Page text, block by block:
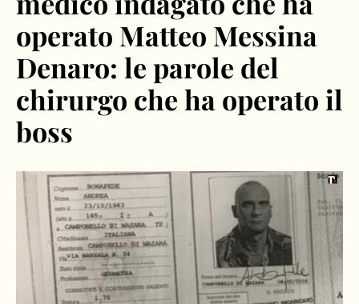
operato Matteo Messina
Denaro: le parole del
chirurgo che ha operato il
boss